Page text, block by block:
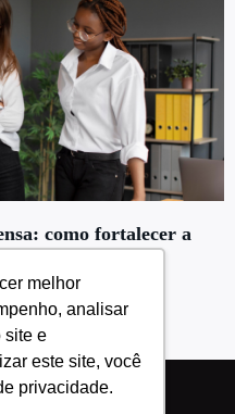
melhor
analisar
site e
este site, você
privacidade.
como fortalecer a